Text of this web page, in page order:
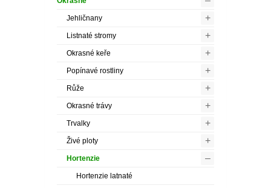
Jehličnany +
Listnaté stromy +
Okrasné keře +
Popínavé rostliny +
Růže +
Okrasné trávy +
Trvalky +
Živé ploty +
Hortenzie –
Hortenzie latnaté